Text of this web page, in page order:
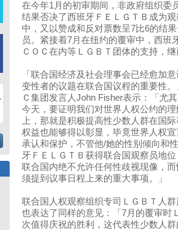
在今年1月的初审期间，非政府组织委
结果否决了西班牙ＦＥＬＧＴＢ成为
中，又以赞成和反对票数呈7比6的结
员。紧接着7月在纽约的覆审中，西班
ＣＯＣ在内等ＬＧＢＴ团体的支持，
「联合国经济及社会理事会已经愈加
变性者的议题在联合国议程的重要性
Ｃ集团发言人John Fisher表示：「尤
今天，要证明我们对世界人权公约的
上，那就是积极提高性少数人群在国
权益也能够得以彰显，毕竟世界人权
承认和保护，不管他/她的性别倾向和
牙ＦＥＬＧＴＢ获得联合国观察员地
联合国内绝不允许任何性歧视现像，
须提到议事日程上来的重大事项。」
联合国人权观察组织专司ＬＧＢＴ人
也表达了同样的意见：「7月的覆审时
次值得庆祝的胜利，这代表性少数人